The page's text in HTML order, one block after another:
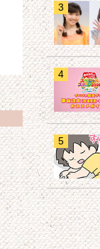
3
4
5